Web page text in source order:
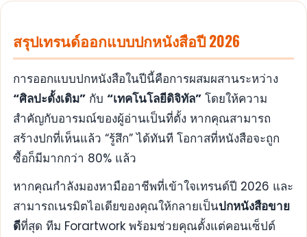
สรุปเทรนด์ออกแบบปกหนังสือปี 2026
การออกแบบปกหนังสือในปีนี้คือการผสมผสานระหว่าง
“ศิลปะดั้งเดิม” กับ “เทคโนโลยีดิจิทัล” โดยให้ความ
สำคัญกับอารมณ์ของผู้อ่านเป็นที่ตั้ง หากคุณสามารถ
สร้างปกที่เห็นแล้ว “รู้สึก” ได้ทันที โอกาสที่หนังสือจะถูก
ซื้อก็มีมากกว่า 80% แล้ว
หากคุณกำลังมองหามืออาชีพที่เข้าใจเทรนด์ปี 2026 และ
สามารถเนรมิตไอเดียของคุณให้กลายเป็นปกหนังสือขาย
ดีที่สุด ทีม Forartwork พร้อมช่วยคุณตั้งแต่คอนเซ็ปต์